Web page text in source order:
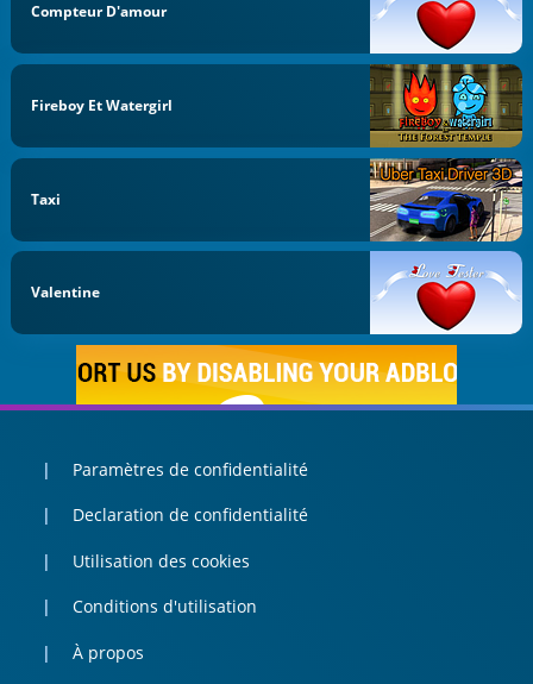
Compteur D'amour
Fireboy Et Watergirl
Taxi
Valentine
Paramètres de confidentialité
Declaration de confidentialité
Utilisation des cookies
Conditions d'utilisation
À propos